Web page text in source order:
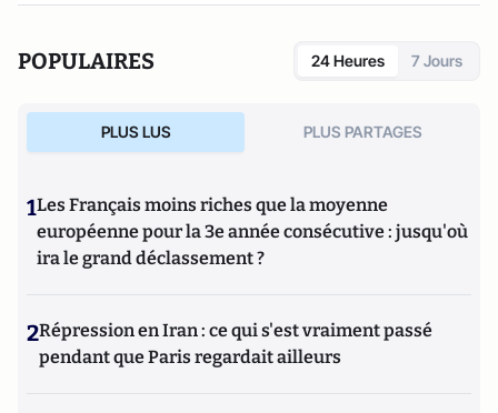
POPULAIRES 24 Heures 7 Jours
PLUS LUS PLUS PARTAGES
1Les Français moins riches que la moyenne
européenne pour la 3e année consécutive : jusqu'où
ira le grand déclassement ?
2Répression en Iran : ce qui s'est vraiment passé
pendant que Paris regardait ailleurs